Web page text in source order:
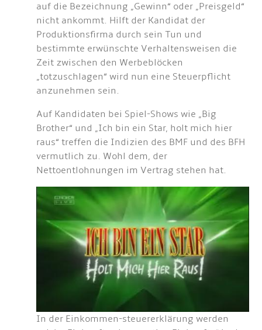
auf die Bezeichnung „Gewinn“ oder „Preisgeld“
nicht ankommt. Hilft der Kandidat der
Produktionsfirma durch sein Tun und
bestimmte erwünschte Verhaltensweisen die
Zeit zwischen den Werbeblöcken
„totzuschlagen“ wird nun eine Steuerpflicht
anzunehmen sein.
Auf Kandidaten bei Spiel-Shows wie „Big
Brother“ und „Ich bin ein Star, holt mich hier
raus“ treffen die Indizien des BMF und des BFH
vermutlich zu. Wohl dem, der
Nettoentlohnungen im Vertrag stehen hat.
In der Einkommen-steuererklärung werden